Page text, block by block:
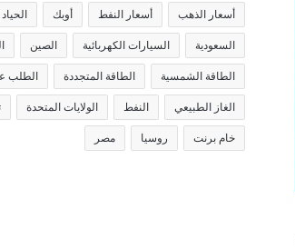
أسعار الذهب أسعار النفط أوبك
السعودية السيارات الكهربائية الصين
الطاقة الشمسية الطاقة المتجددة الطلب
الغاز الطبيعي النفط الولايات المتحدة
خام برنت روسيا مصر